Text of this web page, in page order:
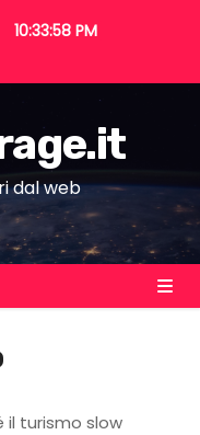
10:33:59 PM
dal web
turismo slow